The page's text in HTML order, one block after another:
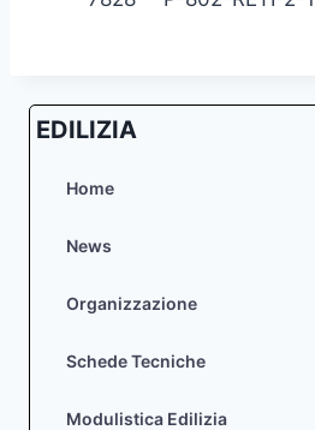
EDILIZIA
Home
News
Organizzazione
Schede Tecniche
Modulistica Edilizia